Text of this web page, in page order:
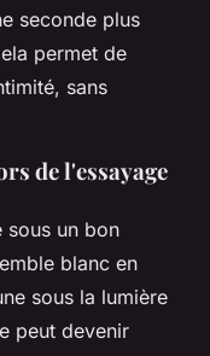
seconde plus
permet de
sans
de l'essayage
sous un bon
blanc en
sous la lumière
peut devenir